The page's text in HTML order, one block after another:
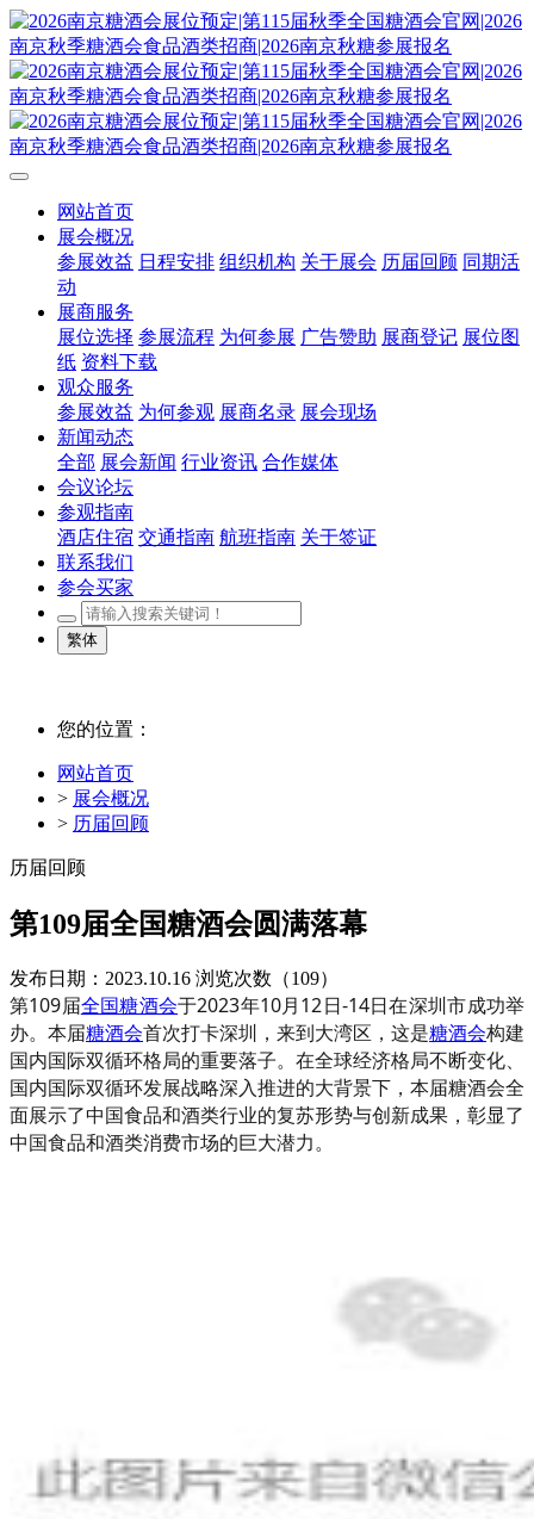
网站首页
展会概况
参展效益 日程安排 组织机构 关于展会 历届回顾 同期活
动
展商服务
展位选择 参展流程 为何参展 广告赞助 展商登记 展位图
纸 资料下载
观众服务
参展效益 为何参观 展商名录 展会现场
新闻动态
全部 展会新闻 行业资讯 合作媒体
会议论坛
参观指南
酒店住宿 交通指南 航班指南 关于签证
联系我们
参会买家
繁体
您的位置：
网站首页
> 展会概况
> 历届回顾
历届回顾
第109届全国糖酒会圆满落幕
发布日期：2023.10.16 浏览次数（109）
第109届全国糖酒会于2023年10月12日-14日在深圳市成功举
办。本届糖酒会首次打卡深圳，来到大湾区，这是糖酒会构建
国内国际双循环格局的重要落子。在全球经济格局不断变化、
国内国际双循环发展战略深入推进的大背景下，本届糖酒会全
面展示了中国食品和酒类行业的复苏形势与创新成果，彰显了
中国食品和酒类消费市场的巨大潜力。